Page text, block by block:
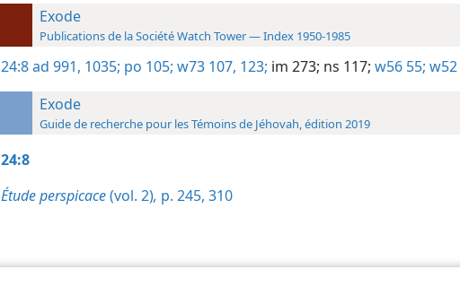
Exode
Publications de la Société Watch Tower — Index 1950-1985
24:8ad 991, 1035; po 105; w73 107, 123; im 273; ns 117; w56 55;
Exode
Guide de recherche pour les Témoins de Jéhovah, édition 2019
24:8
Étude perspicace(vol. 2), p. 245, 310